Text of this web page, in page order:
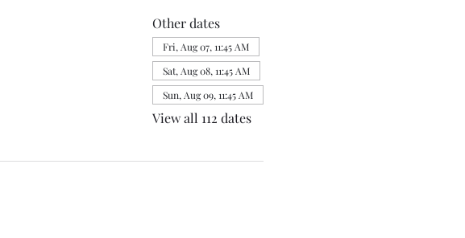
Other dates
Fri, Aug 07, 11:45 AM
Sat, Aug 08, 11:45 AM
Sun, Aug 09, 11:45 AM
View all 112 dates